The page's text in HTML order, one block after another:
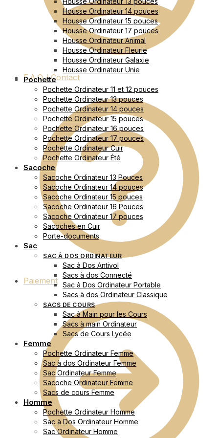
F.A.Q / Contact
Paiement
Housse Ordinateur 14 pouces
Housse Ordinateur 15 pouces
Housse Ordinateur 17 pouces
Housse Ordinateur Animal
Housse Ordinateur Fleurie
Housse Ordinateur Galaxie
Housse Ordinateur Unie
Pochette
Pochette Ordinateur 11 et 12 pouces
Pochette Ordinateur 13 pouces
Pochette Ordinateur 14 pouces
Pochette Ordinateur 15 pouces
Pochette Ordinateur 16 pouces
Pochette Ordinateur 17 pouces
Pochette Ordinateur Cuir
Pochette Ordinateur Été
Sacoche
Sacoche Ordinateur 13 Pouces
Sacoche Ordinateur 14 pouces
Sacoche Ordinateur 15 pouces
Sacoche Ordinateur 16 Pouces
Sacoche Ordinateur 17 pouces
Sacoches en Cuir
Porte-documents
Sac
SAC À DOS ORDINATEUR
Sac à Dos Antivol
Sacs à dos Connecté
Sac à Dos Ordinateur Portable
Sacs à dos Ordinateur Classique
SACS DE COURS
Sac à Main pour les Cours
Sacs à main Ordinateur
Sacs de Cours Lycée
Femme
Pochette Ordinateur Femme
Sac à dos Ordinateur Femme
Sac Ordinateur Femme
Sacoche Ordinateur Femme
Sacs de cours Femme
Homme
Pochette Ordinateur Homme
Sac à Dos Ordinateur Homme
Sac Ordinateur Homme